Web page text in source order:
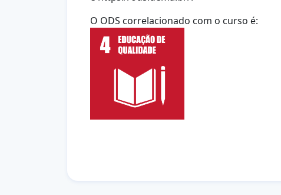
O ODS correlacionado com o curso é: